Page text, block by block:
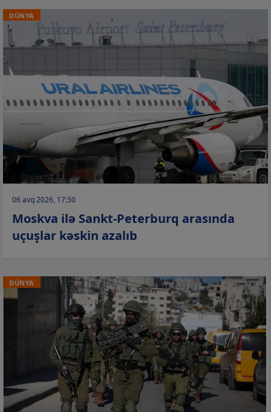
DÜNYA
06 avq 2026, 17:30
Moskva ilə Sankt-Peterburq arasında
uçuşlar kəskin azalıb
DÜNYA